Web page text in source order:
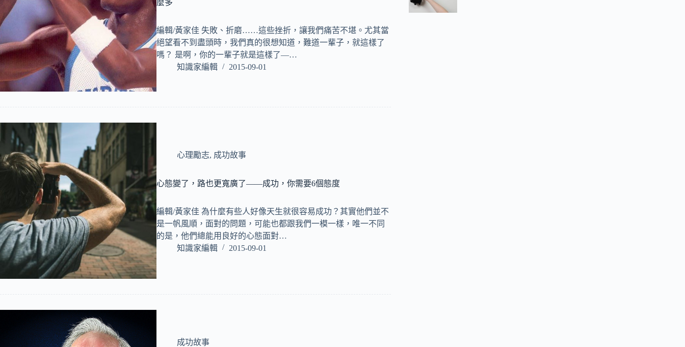
麼多
編輯/黃家佳 失敗、折磨……這些挫折，讓我們痛苦不堪。尤其當
絕望看不到盡頭時，我們真的很想知道，難道一輩子，就這樣了
嗎？ 是啊，你的一輩子就是這樣了—…
知識家編輯
2015-09-01
心理勵志, 成功故事
心態變了，路也更寬廣了——成功，你需要6個態度
編輯/黃家佳 為什麼有些人好像天生就很容易成功？其實他們並不
是一帆風順，面對的問題，可能也都跟我們一模一樣，唯一不同
的是，他們總能用良好的心態面對…
知識家編輯
2015-09-01
成功故事